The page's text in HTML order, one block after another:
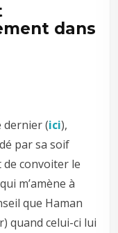
dans
dernier (ici),
par sa soif
convoiter le
m’amène à
que Haman
quand celui-ci lui